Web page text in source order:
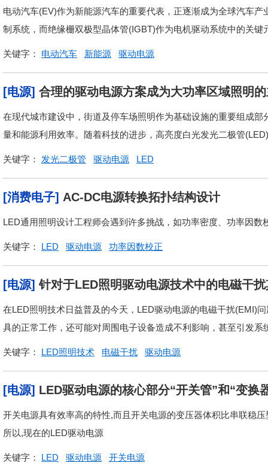
电动汽车(EV)作为新能源汽车的重要代表，正逐渐成为全球汽车
制系统，而绝缘栅双极型晶体管(IGBT)作为电机驱动系统中的关
关键字： 电动汽车 新能源 驱动电源
[电源] 合理的驱动电源方案成为大功率区域照明
在现代城市建设中，街道及停车场照明作为基础设施的重要组成
量和能源利用效率。随着科技的进步，高亮度白光发光二极管
关键字： 发光二极管 驱动电源 LED
[消费电子] AC-DC电源转换拓扑结构设计
LED通用照明设计工程师会遇到许多挑战，如功率密度、功率因数
关键字： LED 驱动电源 功率因数校正
[电源] 针对于LED照明驱动电源技术中的电磁干
在LED照明技术日益普及的今天，LED驱动电源的电磁干扰(EMI)
具的正常工作，还可能对周围电子设备造成不利影响，甚至引发
关键字： LED照明技术 电磁干扰 驱动电源
[电源] LED驱动电源的核心部分“开关管”和“变换
开关电源具有效率高的特性,而且开关电源的变压器体积比串联稳
所以,现在的LED驱动电源
关键字： LED 驱动电源 开关电源